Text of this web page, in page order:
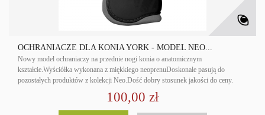
OCHRANIACZE DLA KONIA YORK - MODEL NEO...
Nowy model ochraniaczy na przednie nogi konia o anatomicznym
kształcie.Wyściółka wykonana z miękkiego neoprenuDoskonale pasują do
pozostałych produktów z kolekcji Neo.Dość dobry stosunek jakości do ceny.
100,00 zł